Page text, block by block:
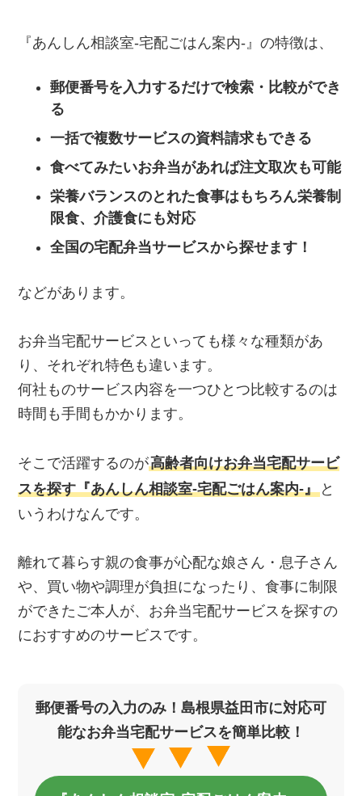
『あんしん相談室‐宅配ごはん案内‐』の特徴は、
郵便番号を入力するだけで検索・比較ができ
る
一括で複数サービスの資料請求もできる
食べてみたいお弁当があれば注文取次も可能
栄養バランスのとれた食事はもちろん栄養制
限食、介護食にも対応
全国の宅配弁当サービスから探せます！
などがあります。
お弁当宅配サービスといっても様々な種類があ
り、それぞれ特色も違います。
何社ものサービス内容を一つひとつ比較するのは
時間も手間もかかります。
そこで活躍するのが高齢者向けお弁当宅配サービ
スを探す『あんしん相談室‐宅配ごはん案内‐』 と
いうわけなんです。
離れて暮らす親の食事が心配な娘さん・息子さん
や、買い物や調理が負担になったり、食事に制限
ができたご本人が、お弁当宅配サービスを探すの
におすすめのサービスです。
郵便番号の入力のみ！島根県益田市に対応可
能なお弁当宅配サービスを簡単比較！